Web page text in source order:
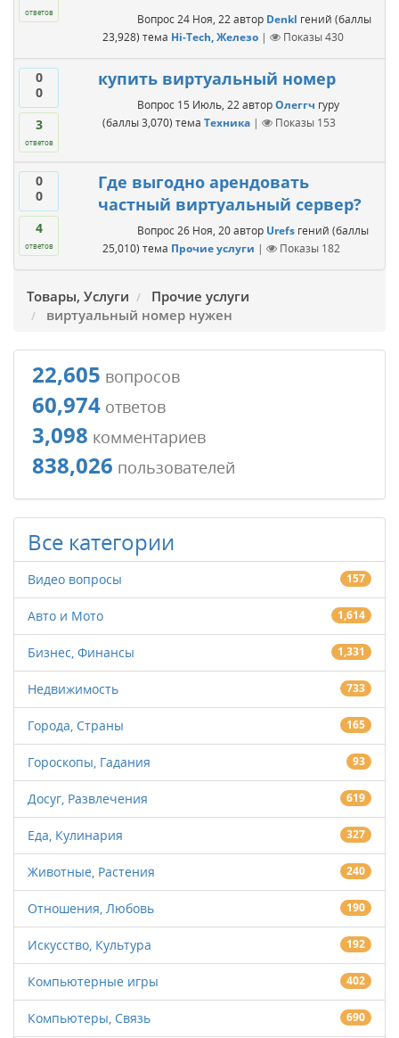
ответов Вопрос 24 Ноя, 22 автор Denkl гений (баллы
23,928) тема Hi-Tech, Железо | Показы430
0
0
3
ответов
купить виртуальный номер
Вопрос 15 Июль, 22 авторОлеггч гуру
(баллы3,070) тема Техника | Показы 153
0
0
4
ответов
Где выгодно арендовать
частный виртуальный сервер?
Вопрос 26 Ноя, 20 автор Urefs гений (баллы
25,010) тема Прочие услуги | Показы 182
Товары, Услуги
Прочие услуги
виртуальный номер нужен
22,605 вопросов
60,974 ответов
3,098 комментариев
838,026 пользователей
Все категории
Видео вопросы 157
Авто и Мото 1,614
Бизнес, Финансы 1,331
Недвижимость 733
Города, Страны 165
Гороскопы, Гадания 93
Досуг, Развлечения 619
Еда, Кулинария 327
Животные, Растения 240
Отношения, Любовь 190
Искусство, Культура 192
Компьютерные игры 402
Компьютеры, Связь 690